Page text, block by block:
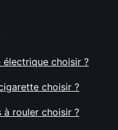
électrique choisir ?
choisir ?
à rouler choisir ?